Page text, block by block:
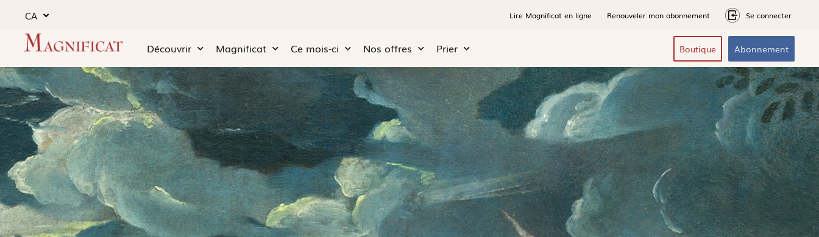
CA Lire Magnificat en ligne Renouveler mon abonnement Se connecter
Découvrir Magnificat Ce mois-ci Nos offres Prier Boutique Abonnement